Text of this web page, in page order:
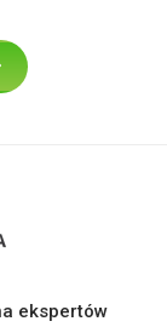
ekspertów